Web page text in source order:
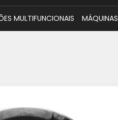
MULTIFUNCIONAIS MÁQUINAS